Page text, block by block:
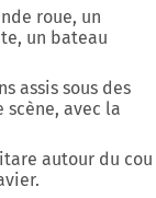
roue, un
un bateau
assis sous des
scène, avec la
autour du cou